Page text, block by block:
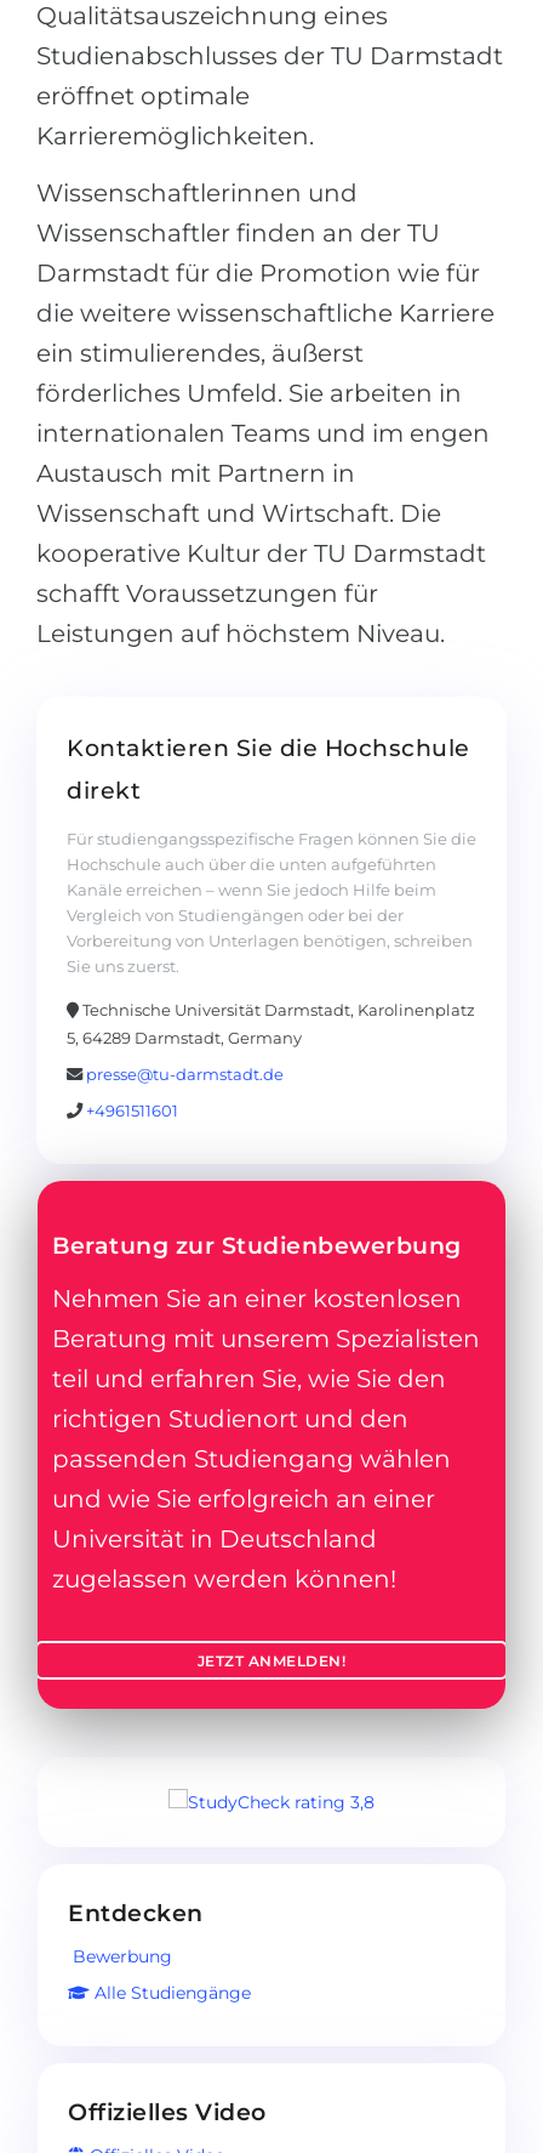
Qualitätsauszeichnung eines
Studienabschlusses der TU Darmstadt
eröffnet optimale
Karrieremöglichkeiten.
Wissenschaftlerinnen und
Wissenschaftler finden an der TU
Darmstadt für die Promotion wie für
die weitere wissenschaftliche Karriere
ein stimulierendes, äußerst
förderliches Umfeld. Sie arbeiten in
internationalen Teams und im engen
Austausch mit Partnern in
Wissenschaft und Wirtschaft. Die
kooperative Kultur der TU Darmstadt
schafft Voraussetzungen für
Leistungen auf höchstem Niveau.
Kontaktieren Sie die Hochschule
direkt
Für studiengangsspezifische Fragen können Sie die
Hochschule auch über die unten aufgeführten
Kanäle erreichen – wenn Sie jedoch Hilfe beim
Vergleich von Studiengängen oder bei der
Vorbereitung von Unterlagen benötigen, schreiben
Sie uns zuerst.
Technische Universität Darmstadt, Karolinenplatz
5, 64289 Darmstadt, Germany
presse@tu-darmstadt.de
+4961511601
Beratung zur Studienbewerbung
Nehmen Sie an einer kostenlosen
Beratung mit unserem Spezialisten
teil und erfahren Sie, wie Sie den
richtigen Studienort und den
passenden Studiengang wählen
und wie Sie erfolgreich an einer
Universität in Deutschland
zugelassen werden können!
JETZT ANMELDEN!
Entdecken
Bewerbung
Alle Studiengänge
Offizielles Video